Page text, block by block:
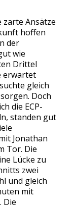
Ansätze
hoffen
der
wie
Drittel
erwartet
gleich
Doch
die ECP-
standen gut
Jonathan
Tor. Die
Lücke zu
zwei
und gleich
mit
Die